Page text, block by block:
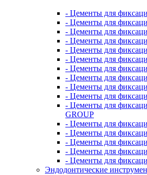
- Цементы для
- Цементы для
- Цементы для
- Цементы для
- Цементы для
- Цементы для
- Цементы для
- Цементы для
- Цементы для
- Цементы для
- Цементы для
GROUP
- Цементы для
- Цементы для
- Цементы для
- Цементы для
- Цементы для
Эндодонтические